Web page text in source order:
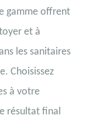
gamme offrent
et à
les sanitaires
Choisissez
à votre
résultat final